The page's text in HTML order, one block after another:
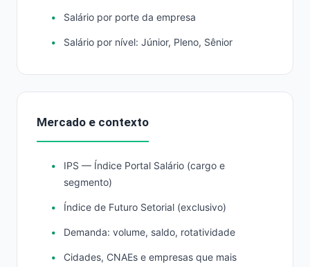
Salário por porte da empresa
Salário por nível: Júnior, Pleno, Sênior
Mercado e contexto
IPS — Índice Portal Salário (cargo e
segmento)
Índice de Futuro Setorial (exclusivo)
Demanda: volume, saldo, rotatividade
Cidades, CNAEs e empresas que mais